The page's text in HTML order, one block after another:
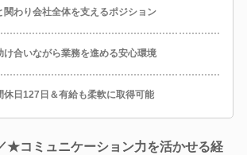
関わり会社全体を支えるポジション
け合いながら業務を進める安心環境
休日127日＆有給も柔軟に取得可能
★コミュニケーション力を活かせる経